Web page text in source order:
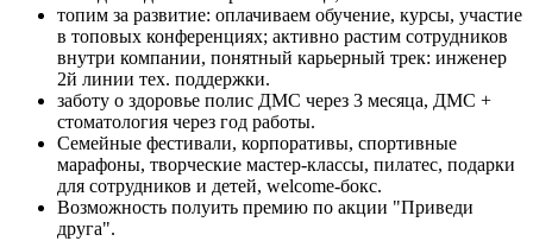
топим за развитие: оплачиваем обучение, курсы, участие
в топовых конференциях; активно растим сотрудников
внутри компании, понятный карьерный трек: инженер
2й линии тех. поддержки.
заботу о здоровье полис ДМС через 3 месяца, ДМС +
стоматология через год работы.
Семейные фестивали, корпоративы, спортивные
марафоны, творческие мастер-классы, пилатес, подарки
для сотрудников и детей, welcome-бокс.
Возможность полуить премию по акции "Приведи
друга".